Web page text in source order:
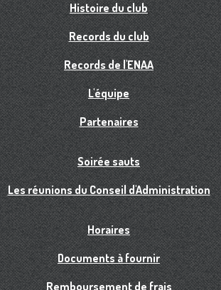
Histoire du club
Records du club
Records de l'ENAA
L'équipe
Partenaires
Soirée sauts
Les réunions du Conseil d'Administration
Horaires
Documents à fournir
Remboursement de frais